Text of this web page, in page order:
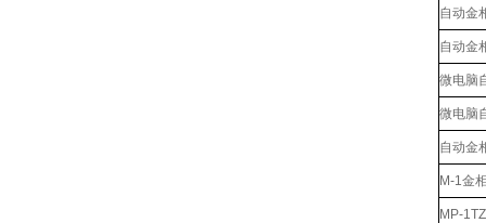
自动金
自动金
微电脑
微电脑
自动金
M-1金
MP-